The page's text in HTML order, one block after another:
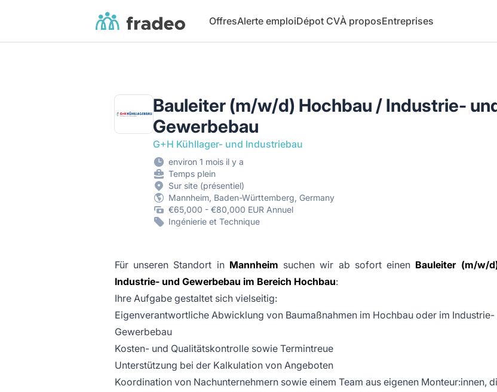
Fradeo OffresAlerte emploiDépot CVÀ proposEntreprises
Bauleiter (m/w/d) Hochbau / Industrie-
Gewerbebau
G+H Kühllager- und Industriebau
environ 1 mois il y a
Temps plein
Sur site (présentiel)
Mannheim, Baden-Württemberg, Germany
€65,000 - €80,000 EUR Annuel
Ingénierie et Technique
Für unseren Standort in Mannheim suchen wir ab sofort einen Bauleiter (m/w/
Industrie- und Gewerbebau im Bereich Hochbau:
Ihre Aufgabe gestaltet sich vielseitig:
Eigenverantwortliche Abwicklung von Baumaßnahmen im Hochbau oder im Industrie-
Gewerbebau
Kosten- und Qualitätskontrolle sowie Termintreue
Unterstützung bei der Kalkulation von Angeboten
Koordination von Nachunternehmern sowie einem Team aus eigenen Monteur:innen,